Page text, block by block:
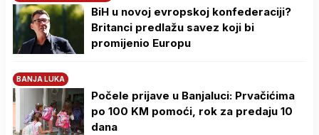
BiH u novoj evropskoj konfederaciji?
Britanci predlažu savez koji bi
promijenio Europu
BANJA LUKA
Počele prijave u Banjaluci: Prvačićima
po 100 KM pomoći, rok za predaju 10
dana